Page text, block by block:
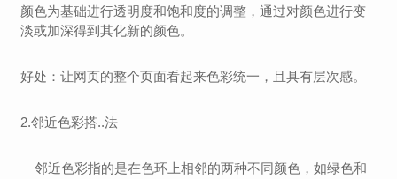
颜色为基础进行透明度和饱和度的调整，通过对颜色进行变
淡或加深得到其化新的颜色。
好处：让网页的整个页面看起来色彩统一，且具有层次感。
2.邻近色彩搭..法
邻近色彩指的是在色环上相邻的两种不同颜色，如绿色和